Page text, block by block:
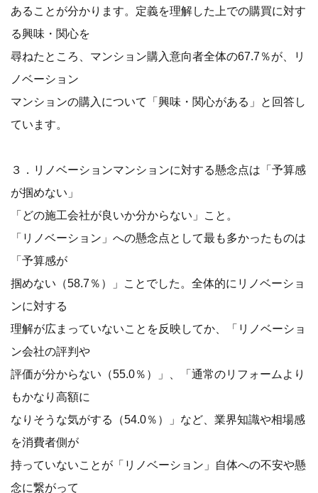
あることが分かります。定義を理解した上での購買に対す
る興味・関心を
尋ねたところ、マンション購入意向者全体の67.7％が、リ
ノベーション
マンションの購入について「興味・関心がある」と回答し
ています。
３．リノベーションマンションに対する懸念点は「予算感
が掴めない」
「どの施工会社が良いか分からない」こと。
「リノベーション」への懸念点として最も多かったものは
「予算感が
掴めない（58.7％）」ことでした。全体的にリノベーショ
ンに対する
理解が広まっていないことを反映してか、「リノベーショ
ン会社の評判や
評価が分からない（55.0％）」、「通常のリフォームより
もかなり高額に
なりそうな気がする（54.0％）」など、業界知識や相場感
を消費者側が
持っていないことが「リノベーション」自体への不安や懸
念に繋がって